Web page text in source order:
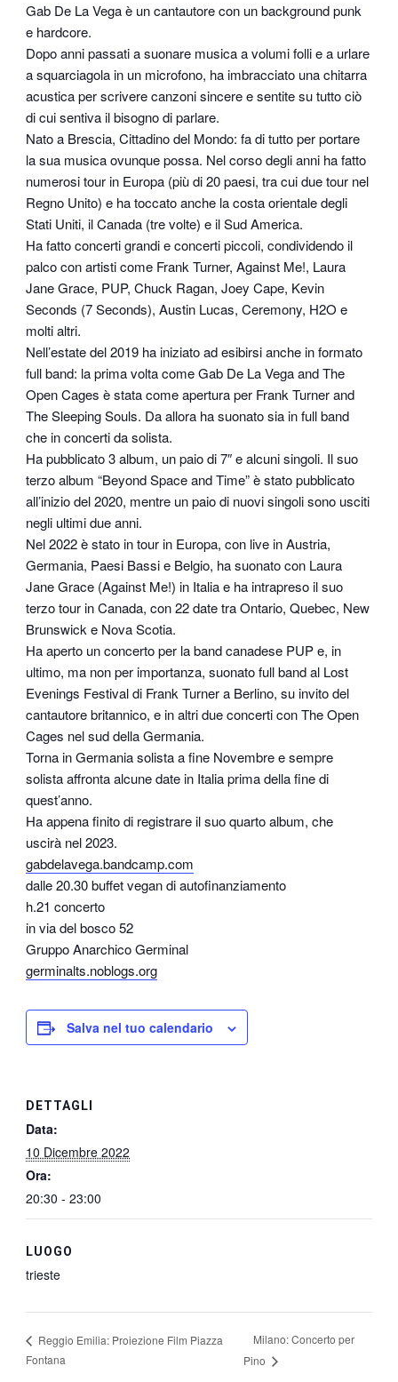
Gab De La Vega è un cantautore con un background punk
e hardcore.
Dopo anni passati a suonare musica a volumi folli e a urlare
a squarciagola in un microfono, ha imbracciato una chitarra
acustica per scrivere canzoni sincere e sentite su tutto ciò
di cui sentiva il bisogno di parlare.
Nato a Brescia, Cittadino del Mondo: fa di tutto per portare
la sua musica ovunque possa. Nel corso degli anni ha fatto
numerosi tour in Europa (più di 20 paesi, tra cui due tour nel
Regno Unito) e ha toccato anche la costa orientale degli
Stati Uniti, il Canada (tre volte) e il Sud America.
Ha fatto concerti grandi e concerti piccoli, condividendo il
palco con artisti come Frank Turner, Against Me!, Laura
Jane Grace, PUP, Chuck Ragan, Joey Cape, Kevin
Seconds (7 Seconds), Austin Lucas, Ceremony, H2O e
molti altri.
Nell’estate del 2019 ha iniziato ad esibirsi anche in formato
full band: la prima volta come Gab De La Vega and The
Open Cages è stata come apertura per Frank Turner and
The Sleeping Souls. Da allora ha suonato sia in full band
che in concerti da solista.
Ha pubblicato 3 album, un paio di 7″ e alcuni singoli. Il suo
terzo album “Beyond Space and Time” è stato pubblicato
all’inizio del 2020, mentre un paio di nuovi singoli sono usciti
negli ultimi due anni.
Nel 2022 è stato in tour in Europa, con live in Austria,
Germania, Paesi Bassi e Belgio, ha suonato con Laura
Jane Grace (Against Me!) in Italia e ha intrapreso il suo
terzo tour in Canada, con 22 date tra Ontario, Quebec, New
Brunswick e Nova Scotia.
Ha aperto un concerto per la band canadese PUP e, in
ultimo, ma non per importanza, suonato full band al Lost
Evenings Festival di Frank Turner a Berlino, su invito del
cantautore britannico, e in altri due concerti con The Open
Cages nel sud della Germania.
Torna in Germania solista a fine Novembre e sempre
solista affronta alcune date in Italia prima della fine di
quest’anno.
Ha appena finito di registrare il suo quarto album, che
uscirà nel 2023.
gabdelavega.bandcamp.com
dalle 20.30 buffet vegan di autofinanziamento
h.21 concerto
in via del bosco 52
Gruppo Anarchico Germinal
germinalts.noblogs.org
Salva nel tuo calendario
DETTAGLI
Data:
10 Dicembre 2022
Ora:
20:30 - 23:00
LUOGO
trieste
Reggio Emilia: Proiezione Film Piazza
Fontana
Milano: Concerto per
Pino